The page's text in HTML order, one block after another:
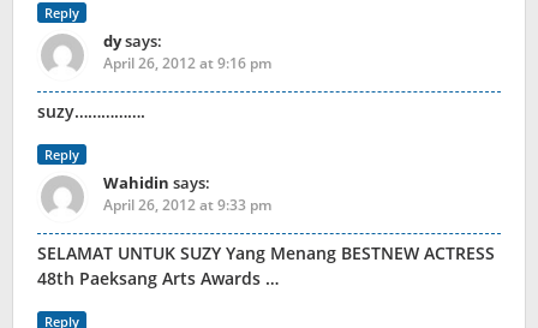
Reply
dysays:
April 26, 2012 at 9:16 pm
suzy…………….
Reply
Wahidin says:
April 26, 2012 at 9:33 pm
SELAMAT UNTUK SUZY Yang Menang BESTNEW ACTRESS
48th Paeksang Arts Awards …
Reply